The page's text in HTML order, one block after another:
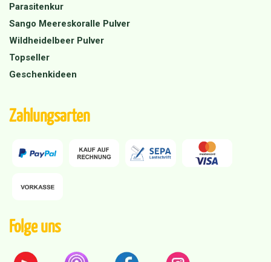
Parasitenkur
Sango Meereskoralle Pulver
Wildheidelbeer Pulver
Topseller
Geschenkideen
Zahlungsarten
Folge uns